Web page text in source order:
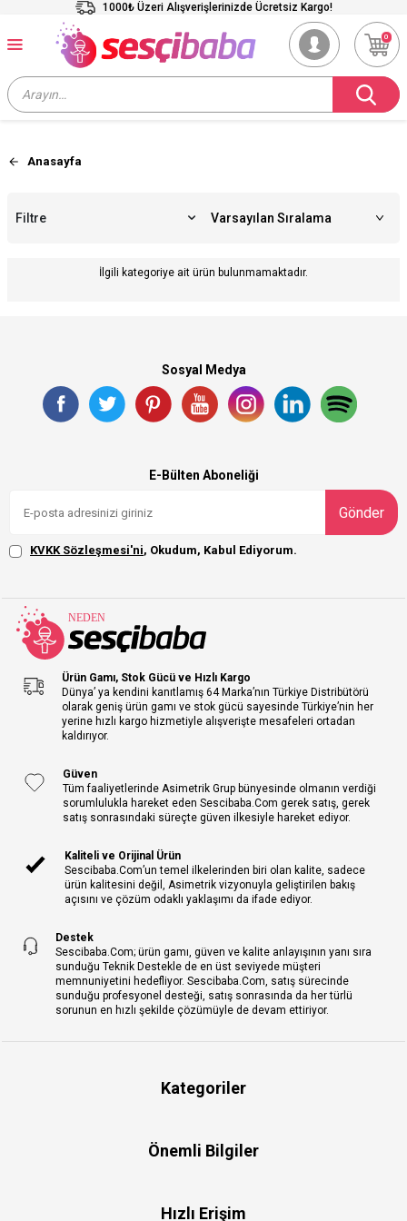
1000₺ Üzeri Alışverişlerinizde Ücretsiz Kargo!
0
Anasayfa
Filtre
İlgili kategoriye ait ürün bulunmamaktadır.
Sosyal Medya
E-Bülten Aboneliği
Gönder
KVKK Sözleşmesi'ni, Okudum, Kabul Ediyorum.
Ürün Gamı, Stok Gücü ve Hızlı Kargo
Dünya’ ya kendini kanıtlamış 64 Marka’nın Türkiye Distribütörü
olarak geniş ürün gamı ve stok gücü sayesinde Türkiye’nin her
yerine hızlı kargo hizmetiyle alışverişte mesafeleri ortadan
kaldırıyor.
Güven
Tüm faaliyetlerinde Asimetrik Grup bünyesinde olmanın verdiği
sorumlulukla hareket eden Sescibaba.Com gerek satış, gerek
satış sonrasındaki süreçte güven ilkesiyle hareket ediyor.
Kaliteli ve Orijinal Ürün
Sescibaba.Com’un temel ilkelerinden biri olan kalite, sadece
ürün kalitesini değil, Asimetrik vizyonuyla geliştirilen bakış
açısını ve çözüm odaklı yaklaşımı da ifade ediyor.
Destek
Sescibaba.Com; ürün gamı, güven ve kalite anlayışının yanı sıra
sunduğu Teknik Destekle de en üst seviyede müşteri
memnuniyetini hedefliyor. Sescibaba.Com, satış sürecinde
sunduğu profesyonel desteği, satış sonrasında da her türlü
sorunun en hızlı şekilde çözümüyle de devam ettiriyor.
Kategoriler
Önemli Bilgiler
Hızlı Erişim